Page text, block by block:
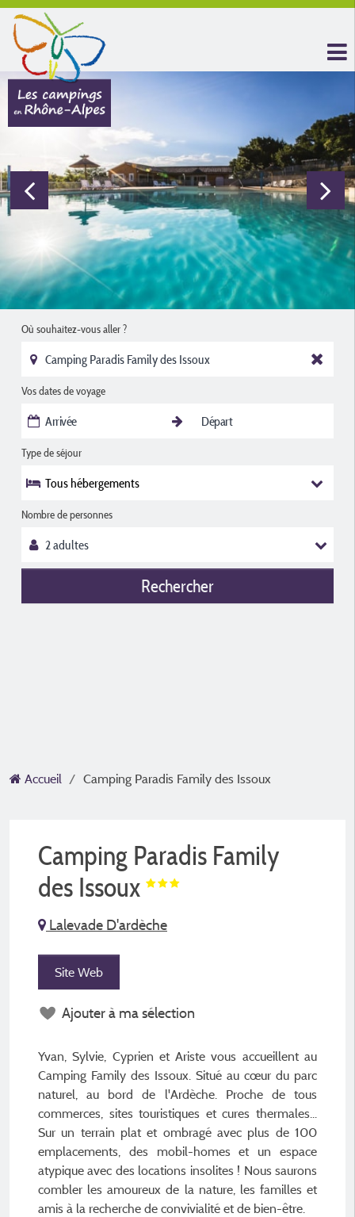
Où souhaitez-vous aller ?
Vos dates de voyage
Type de séjour
Tous hébergements
Nombre de personnes
Rechercher
Accueil Camping Paradis Family des Issoux
Camping Paradis Family
des Issoux
Lalevade D'ardèche
Site Web
Ajouter à ma sélection
Yvan, Sylvie, Cyprien et Ariste vous accueillent au
Camping Family des Issoux. Situé au cœur du parc
naturel, au bord de l'Ardèche. Proche de tous
commerces, sites touristiques et cures thermales...
Sur un terrain plat et ombragé avec plus de 100
emplacements, des mobil-homes et un espace
atypique avec des locations insolites ! Nous saurons
combler les amoureux de la nature, les familles et
amis à la recherche de convivialité et de bien-être.